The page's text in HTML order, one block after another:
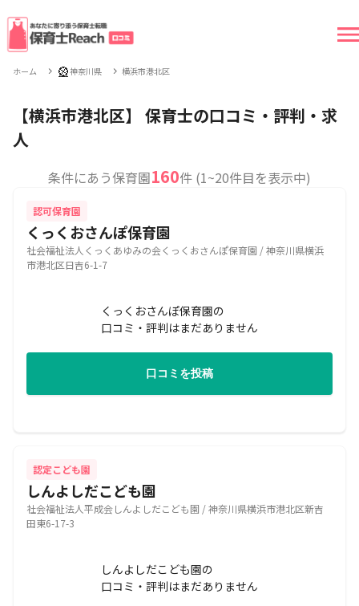
ホーム 🎡神奈川県 横浜市港北区
【横浜市港北区】 保育士の口コミ・評判・求
人
条件にあう保育園160件 (1~20件目を表示中)
認可保育園
くっくおさんぽ保育園
社会福祉法人くっくあゆみの会くっくおさんぽ保育園 / 神奈川県横浜
市港北区日吉6-1-7
くっくおさんぽ保育園の
口コミ・評判はまだありません
口コミを投稿
認定こども園
しんよしだこども園
社会福祉法人平成会しんよしだこども園 / 神奈川県横浜市港北区新吉
田東6-17-3
しんよしだこども園の
口コミ・評判はまだありません